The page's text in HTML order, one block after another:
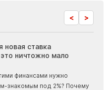
< >
новая ставка
ничтожно мало
финансами нужно
знакомым под 2%? Почему